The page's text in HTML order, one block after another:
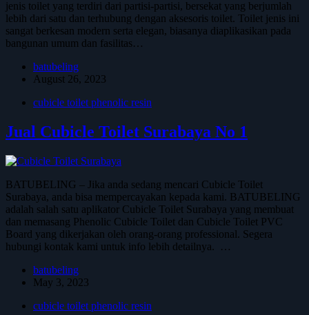
jenis toilet yang terdiri dari partisi-partisi, bersekat yang berjumlah
lebih dari satu dan terhubung dengan aksesoris toilet. Toilet jenis ini
sangat berkesan modern serta elegan, biasanya diaplikasikan pada
bangunan umum dan fasilitas…
batubeling
August 26, 2023
cubicle toilet phenolic resin
Jual Cubicle Toilet Surabaya No 1
BATUBELING – Jika anda sedang mencari Cubicle Toilet
Surabaya, anda bisa mempercayakan kepada kami. BATUBELING
adalah salah satu aplikator Cubicle Toilet Surabaya yang membuat
dan memasang Phenolic Cubicle Toilet dan Cubicle Toilet PVC
Board yang dikerjakan oleh orang-orang professional. Segera
hubungi kontak kami untuk info lebih detailnya. …
batubeling
May 3, 2023
cubicle toilet phenolic resin